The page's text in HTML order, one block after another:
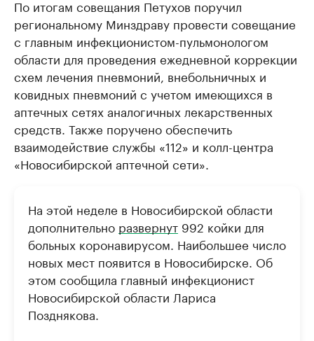
По итогам совещания Петухов поручил
региональному Минздраву провести совещание
с главным инфекционистом-пульмонологом
области для проведения ежедневной коррекции
схем лечения пневмоний, внебольничных и
ковидных пневмоний с учетом имеющихся в
аптечных сетях аналогичных лекарственных
средств. Также поручено обеспечить
взаимодействие службы «112» и колл-центра
«Новосибирской аптечной сети».
На этой неделе в Новосибирской области
дополнительно развернут 992 койки для
больных коронавирусом. Наибольшее число
новых мест появится в Новосибирске. Об
этом сообщила главный инфекционист
Новосибирской области Лариса
Позднякова.